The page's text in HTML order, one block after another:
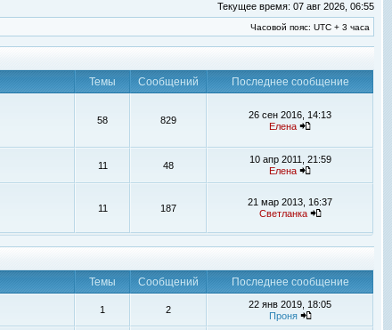
Текущее время: 07 авг 2026, 06:55
Часовой пояс: UTC + 3 часа
Темы Сообщений
Последнее сообщение
58 829
26 сен 2016, 14:13
Елена
11 48
10 апр 2011, 21:59
Елена
11 187
21 мар 2013, 16:37
Светланка
Темы Сообщений Последнее сообщение
1 2
22 янв 2019, 18:05
Проня